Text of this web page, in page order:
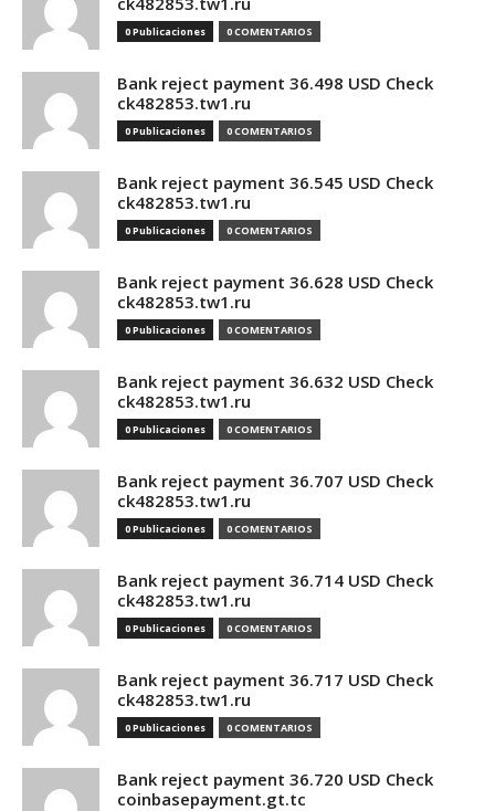
0 Publicaciones 0 COMENTARIOS
Bank reject payment 36.498 USD Check
ck482853.tw1.ru
0 Publicaciones 0 COMENTARIOS
Bank reject payment 36.545 USD Check
ck482853.tw1.ru
0 Publicaciones 0 COMENTARIOS
Bank reject payment 36.628 USD Check
ck482853.tw1.ru
0 Publicaciones 0 COMENTARIOS
Bank reject payment 36.632 USD Check
ck482853.tw1.ru
0 Publicaciones 0 COMENTARIOS
Bank reject payment 36.707 USD Check
ck482853.tw1.ru
0 Publicaciones 0 COMENTARIOS
Bank reject payment 36.714 USD Check
ck482853.tw1.ru
0 Publicaciones 0 COMENTARIOS
Bank reject payment 36.717 USD Check
ck482853.tw1.ru
0 Publicaciones 0 COMENTARIOS
Bank reject payment 36.720 USD Check
coinbasepayment.gt.tc